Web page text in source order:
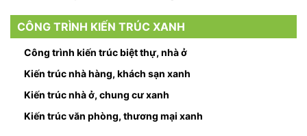
CÔNG TRÌNH KIẾN TRÚC XANH
Công trình kiến trúc biệt thự, nhà ở
Kiến trúc nhà hàng, khách sạn xanh
Kiến trúc nhà ở, chung cư xanh
Kiến trúc văn phòng, thương mại xanh